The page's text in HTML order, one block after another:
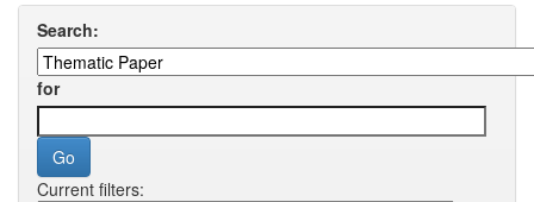
Search:
for
Current filters: